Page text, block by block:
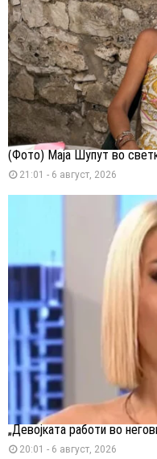
(Фото) Маја Шупут во
21:01 - 6 август, 2026
„Девојката работи во
20:01 - 6 август, 2026